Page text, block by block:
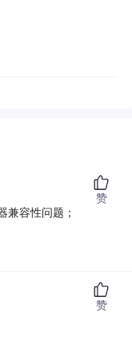
兼容性问题；
赞
赞